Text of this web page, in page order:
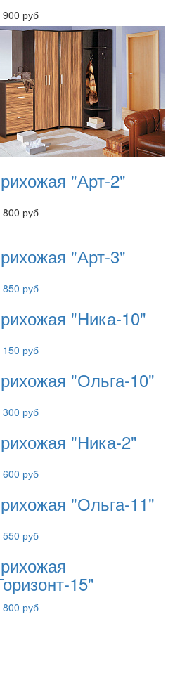
900 руб
"Арт-2"
800 руб
"Арт-3"
850 руб
"Ника-10"
150 руб
"Ольга-10"
300 руб
"Ника-2"
600 руб
"Ольга-11"
550 руб
15"
800 руб